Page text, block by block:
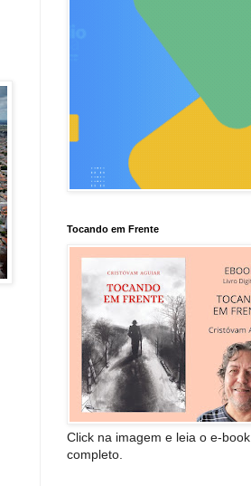
Tocando em Frente
Click na imagem e leia o e-book
completo.